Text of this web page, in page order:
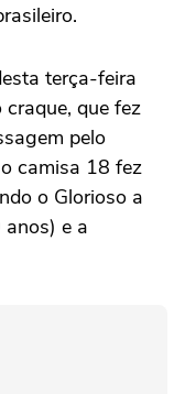
terça-feira
que fez
pelo
camisa 18 fez
o Glorioso a
e a